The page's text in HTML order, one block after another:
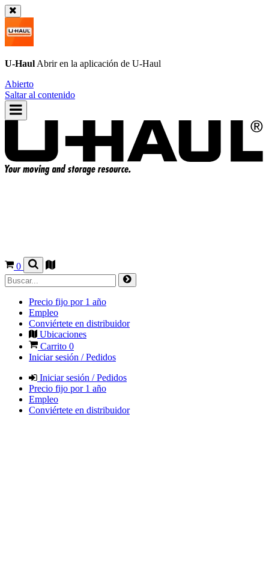
U-Haul Abrir en la aplicación de U-Haul
Abierto
Saltar al contenido
0
Precio fijo por 1 año
Empleo
Conviértete en distribuidor
Ubicaciones
Carrito 0
Iniciar sesión / Pedidos
Iniciar sesión / Pedidos
Precio fijo por 1 año
Empleo
Conviértete en distribuidor